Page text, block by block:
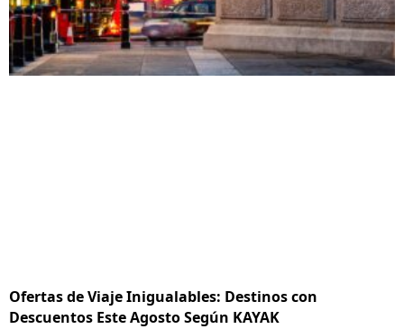
Ofertas de Viaje Inigualables: Destinos con
Descuentos Este Agosto Según KAYAK